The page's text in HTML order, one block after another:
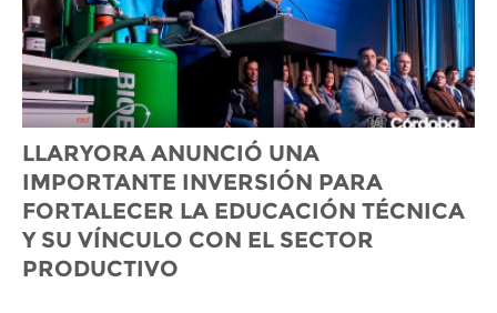
LLARYORA ANUNCIÓ UNA
IMPORTANTE INVERSIÓN PARA
FORTALECER LA EDUCACIÓN TÉCNICA
Y SU VÍNCULO CON EL SECTOR
PRODUCTIVO